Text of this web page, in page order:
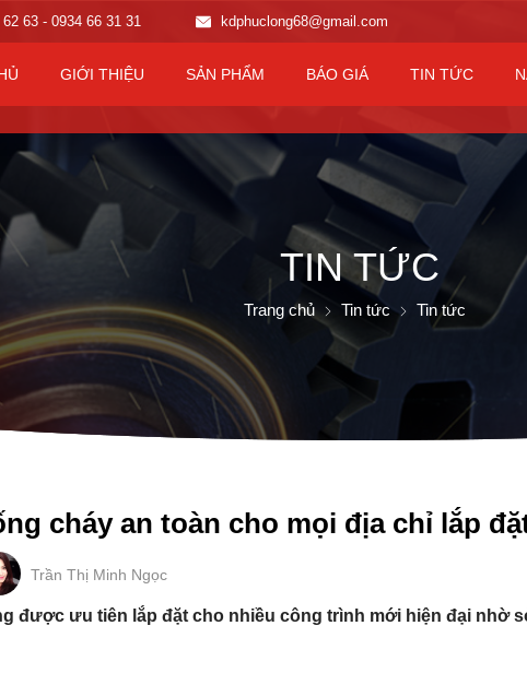
62 63 - 0934 66 31 31 kdphuclong68@gmail.com
GIỚI THIỆU SẢN PHẨM BÁO GIÁ TIN TỨC
TIN TỨC
Trang chủ Tin tức Tin tức
cháy an toàn cho mọi địa chỉ lắp
Trần Thị Minh Ngọc
được ưu tiên lắp đặt cho nhiều công trình mới hiện đại nhờ